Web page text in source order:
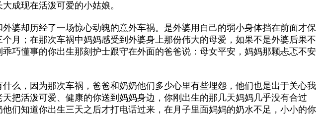
成现在活泼可爱的小姑娘。
婆却历经了一场惊心动魄的意外车祸。是外婆用自己的弱小身体挡在前面才保
月；在那次车祸中妈妈感受到外婆身上那份伟大的母爱，如果不是外婆后果不
巧懂事的你出生那刻护士跟守在外面的爸爸说：母女平安，妈妈那颗忐忑不安
么，因为那次车祸，爸爸和奶奶他们多少心里有些埋怨，他们也是出于关心我
把活泼可爱、健康的你送到妈妈身边，你刚出生的那几天妈妈几乎没有合过
们知道你出生三天之后才打电话过来，在月子里面妈妈的奶水不足，小小的你